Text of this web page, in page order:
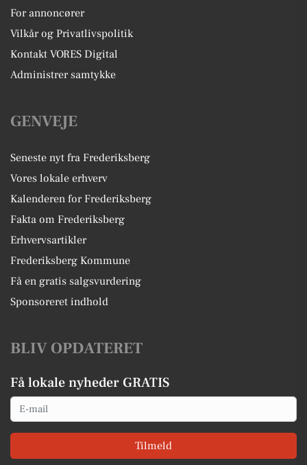
For annoncører
Vilkår og Privatlivspolitik
Kontakt VORES Digital
Administrer samtykke
GENVEJE
Seneste nyt fra Frederiksberg
Vores lokale erhverv
Kalenderen for Frederiksberg
Fakta om Frederiksberg
Erhvervsartikler
Frederiksberg Kommune
Få en gratis salgsvurdering
Sponsoreret indhold
BLIV OPDATERET
Få lokale nyheder GRATIS
Email
Tilmeld